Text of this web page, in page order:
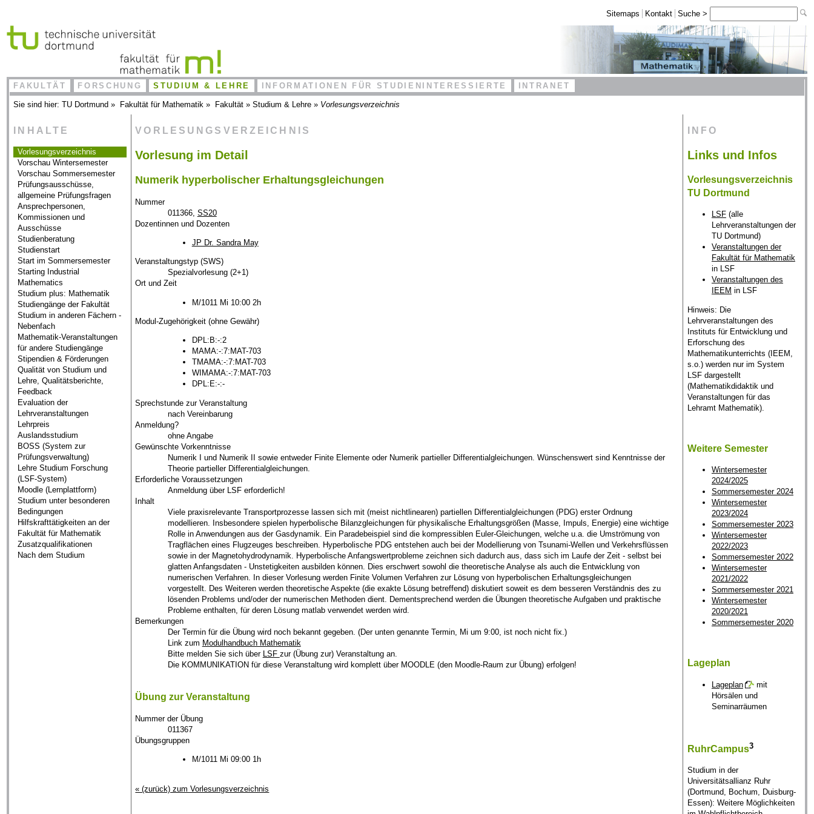
Sitemaps Kontakt Suche >
FAKULTÄT FORSCHUNG STUDIUM & LEHRE INFORMATIONEN FÜR STUDIENINTERESSIERTE INTRANET
Sie sind hier:TU Dortmund » Fakultät für Mathematik » Fakultät »Studium & Lehre » Vorlesungsverzeichnis
INHALTE
Vorlesungsverzeichnis
Vorschau Wintersemester
Vorschau Sommersemester
Prüfungsausschüsse,
allgemeine Prüfungsfragen
Ansprechpersonen,
Kommissionen und
Ausschüsse
Studienberatung
Studienstart
Start im Sommersemester
Starting Industrial
Mathematics
Studium plus: Mathematik
Studiengänge der Fakultät
Studium in anderen Fächern -
Nebenfach
Mathematik-Veranstaltungen
für andere Studiengänge
Stipendien & Förderungen
Qualität von Studium und
Lehre, Qualitätsberichte,
Feedback
Evaluation der
Lehrveranstaltungen
Lehrpreis
Auslandsstudium
BOSS (System zur
Prüfungsverwaltung)
Lehre Studium Forschung
(LSF-System)
Moodle (Lernplattform)
Studium unter besonderen
Bedingungen
Hilfskrafttätigkeiten an der
Fakultät für Mathematik
Zusatzqualifikationen
Nach dem Studium
VORLESUNGSVERZEICHNIS
Vorlesung im Detail
Numerik hyperbolischer Erhaltungsgleichungen
Nummer
011366, SS20
Dozentinnen und Dozenten
JP Dr. Sandra May
Veranstaltungstyp (SWS)
Spezialvorlesung (2+1)
Ort und Zeit
M/1011 Mi 10:00 2h
Modul-Zugehörigkeit (ohne Gewähr)
DPL:B:-:2
MAMA:-:7:MAT-703
TMAMA:-:7:MAT-703
WIMAMA:-:7:MAT-703
DPL:E:-:-
Sprechstunde zur Veranstaltung
nach Vereinbarung
Anmeldung?
ohne Angabe
Gewünschte Vorkenntnisse
Numerik I und Numerik II sowie entweder Finite Elemente oder Numerik partieller Differentialgleichungen. Wünschenswert sind Kenntnisse der
Theorie partieller Differentialgleichungen.
Erforderliche Voraussetzungen
Anmeldung über LSF erforderlich!
Inhalt
Viele praxisrelevante Transportprozesse lassen sich mit (meist nichtlinearen) partiellen Differentialgleichungen (PDG) erster Ordnung
modellieren. Insbesondere spielen hyperbolische Bilanzgleichungen für physikalische Erhaltungsgrößen (Masse, Impuls, Energie) eine wichtige
Rolle in Anwendungen aus der Gasdynamik. Ein Paradebeispiel sind die kompressiblen Euler-Gleichungen, welche u.a. die Umströmung von
Tragflächen eines Flugzeuges beschreiben. Hyperbolische PDG entstehen auch bei der Modellierung von Tsunami-Wellen und Verkehrsflüssen
sowie in der Magnetohydrodynamik. Hyperbolische Anfangswertprobleme zeichnen sich dadurch aus, dass sich im Laufe der Zeit - selbst bei
glatten Anfangsdaten - Unstetigkeiten ausbilden können. Dies erschwert sowohl die theoretische Analyse als auch die Entwicklung von
numerischen Verfahren. In dieser Vorlesung werden Finite Volumen Verfahren zur Lösung von hyperbolischen Erhaltungsgleichungen
vorgestellt. Des Weiteren werden theoretische Aspekte (die exakte Lösung betreffend) diskutiert soweit es dem besseren Verständnis des zu
lösenden Problems und/oder der numerischen Methoden dient. Dementsprechend werden die Übungen theoretische Aufgaben und praktische
Probleme enthalten, für deren Lösung matlab verwendet werden wird.
Bemerkungen
Der Termin für die Übung wird noch bekannt gegeben. (Der unten genannte Termin, Mi um 9:00, ist noch nicht fix.)
Link zum Modulhandbuch Mathematik
Bitte melden Sie sich über LSF zur (Übung zur) Veranstaltung an.
Die KOMMUNIKATION für diese Veranstaltung wird komplett über MOODLE (den Moodle-Raum zur Übung) erfolgen!
Übung zur Veranstaltung
Nummer der Übung
011367
Übungsgruppen
M/1011 Mi 09:00 1h
« (zurück) zum Vorlesungsverzeichnis
INFO
Links und Infos
Vorlesungsverzeichnis
TU Dortmund
LSF(alle
Lehrveranstaltungen der
TU Dortmund)
Veranstaltungen der
Fakultät für Mathematik
in LSF
Veranstaltungen des
IEEM in LSF
Hinweis: Die
Lehrveranstaltungen des
Instituts für Entwicklung und
Erforschung des
Mathematikunterrichts (IEEM,
s.o.) werden nur im System
LSF dargestellt
(Mathematikdidaktik und
Veranstaltungen für das
Lehramt Mathematik).
Weitere Semester
Wintersemester
2024/2025
Sommersemester 2024
Wintersemester
2023/2024
Sommersemester 2023
Wintersemester
2022/2023
Sommersemester 2022
Wintersemester
2021/2022
Sommersemester 2021
Wintersemester
2020/2021
Sommersemester 2020
Lageplan
Lageplan
mit
Hörsälen und
Seminarräumen
RuhrCampus3
Studium in der
Universitätsallianz Ruhr
(Dortmund, Bochum, Duisburg-
Essen): Weitere Möglichkeiten